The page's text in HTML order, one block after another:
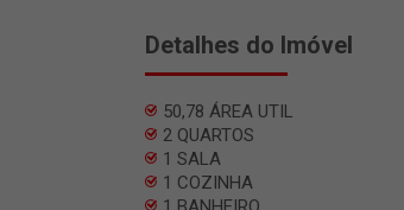
Detalhes do Imóvel
50,78 ÁREA UTIL
2 QUARTOS
1 SALA
1 COZINHA